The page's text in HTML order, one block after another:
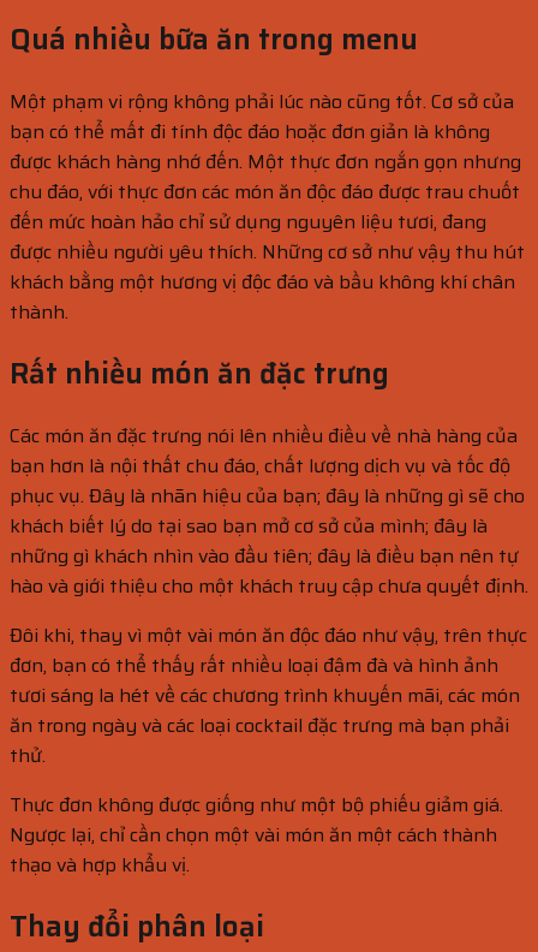
Quá nhiều bữa ăn trong menu
Một phạm vi rộng không phải lúc nào cũng tốt. Cơ sở của
bạn có thể mất đi tính độc đáo hoặc đơn giản là không
được khách hàng nhớ đến. Một thực đơn ngắn gọn nhưng
chu đáo, với thực đơn các món ăn độc đáo được trau chuốt
đến mức hoàn hảo chỉ sử dụng nguyên liệu tươi, đang
được nhiều người yêu thích. Những cơ sở như vậy thu hút
khách bằng một hương vị độc đáo và bầu không khí chân
thành.
Rất nhiều món ăn đặc trưng
Các món ăn đặc trưng nói lên nhiều điều về nhà hàng của
bạn hơn là nội thất chu đáo, chất lượng dịch vụ và tốc độ
phục vụ. Đây là nhãn hiệu của bạn; đây là những gì sẽ cho
khách biết lý do tại sao bạn mở cơ sở của mình; đây là
những gì khách nhìn vào đầu tiên; đây là điều bạn nên tự
hào và giới thiệu cho một khách truy cập chưa quyết định.
Đôi khi, thay vì một vài món ăn độc đáo như vậy, trên thực
đơn, bạn có thể thấy rất nhiều loại đậm đà và hình ảnh
tươi sáng la hét về các chương trình khuyến mãi, các món
ăn trong ngày và các loại cocktail đặc trưng mà bạn phải
thử.
Thực đơn không được giống như một bộ phiếu giảm giá.
Ngược lại, chỉ cần chọn một vài món ăn một cách thành
thạo và hợp khẩu vị.
Thay đổi phân loại